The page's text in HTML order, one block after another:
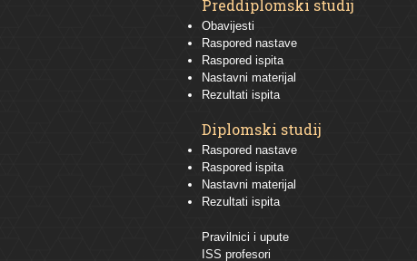
Preddiplomski studij
Obavijesti
Raspored nastave
Raspored ispita
Nastavni materijal
Rezultati ispita
Diplomski studij
Raspored nastave
Raspored ispita
Nastavni materijal
Rezultati ispita
Pravilnici i upute
ISS profesori